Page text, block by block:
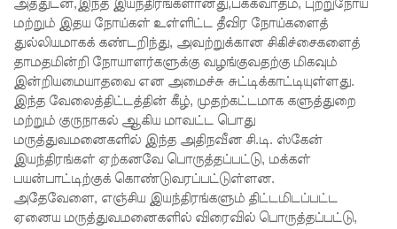
பலம்
துடுப்பாட்
டத்திலே
யே
உள்ளது!
நீர்கொழு
ம்பு
சிறைச்சா
அத்துடன்,இந்த இயந்திரங்களானது,பக்கவாதம், புற்றுநோய்
மற்றும் இதய நோய்கள் உள்ளிட்ட தீவிர நோய்களைத்
துல்லியமாகக் கண்டறிந்து, அவற்றுக்கான சிகிச்சைகளைத்
தாமதமின்றி நோயாளர்களுக்கு வழங்குவதற்கு மிகவும்
இன்றியமையாதவை என அமைச்சு சுட்டிக்காட்டியுள்ளது.
இந்த வேலைத்திட்டத்தின் கீழ், முதற்கட்டமாக களுத்துறை
மற்றும் குருநாகல் ஆகிய மாவட்ட பொது
மருத்துவமனைகளில் இந்த அதிநவீன சி.டி. ஸ்கேன்
இயந்திரங்கள் ஏற்கனவே பொருத்தப்பட்டு, மக்கள்
பயன்பாட்டிற்குக் கொண்டுவரப்பட்டுள்ளன.
அதேவேளை, எஞ்சிய இயந்திரங்களும் திட்டமிடப்பட்ட
ஏனைய மருத்துவமனைகளில் விரைவில் பொருத்தப்பட்டு,